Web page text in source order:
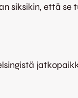
siksikin, että